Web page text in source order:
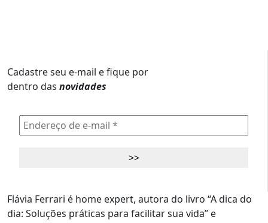
Cadastre seu e-mail e fique por
dentro das novidades
Flávia Ferrari é home expert, autora do livro “A dica do
dia: Soluções práticas para facilitar sua vida” e